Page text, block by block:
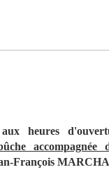
heures
accompagnée
François